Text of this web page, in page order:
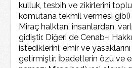
kulluk, tesbih ve zikirlerini
komutana tekmil vermesi
Miraç halktan, insanlardan,
gidiştir. Diğeri de Cenab-ı
istediklerini, emir ve
getirmiştir. İbadetlerin özü ve